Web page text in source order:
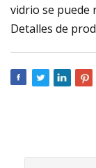
vidrio se puede
Detalles de